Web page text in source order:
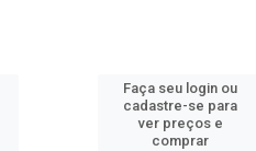
Faça seu login ou
cadastre-se para
ver preços e
comprar